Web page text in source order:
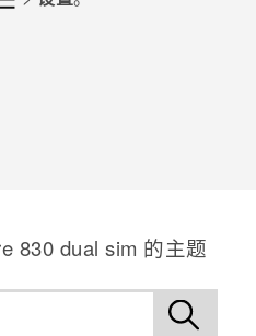
830 dual sim 的主题